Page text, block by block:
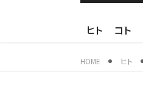
ヒト コト
HOME ヒト